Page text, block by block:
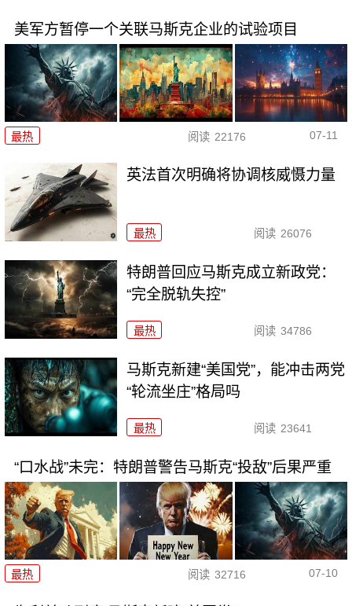
美军方暂停一个关联马斯克企业的试验项目
最热 阅读 22176 07-11
英法首次明确将协调核威慑力量
最热 阅读 26076
特朗普回应马斯克成立新政党：
“完全脱轨失控”
最热 阅读 34786
马斯克新建“美国党”，能冲击两党
“轮流坐庄”格局吗
最热 阅读 23641
“口水战”未完：特朗普警告马斯克“投敌”后果严重
最热 阅读 32716 07-10